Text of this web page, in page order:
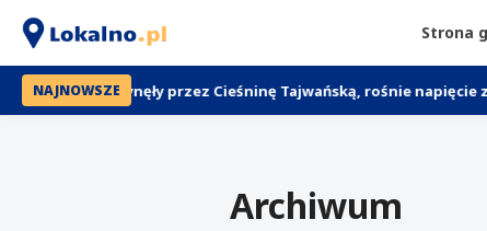
Strona
NAJNOWSZE
przepłynęły przez Cieśninę Tajwańską, rośnie napięcie z Chinami
Archiwum